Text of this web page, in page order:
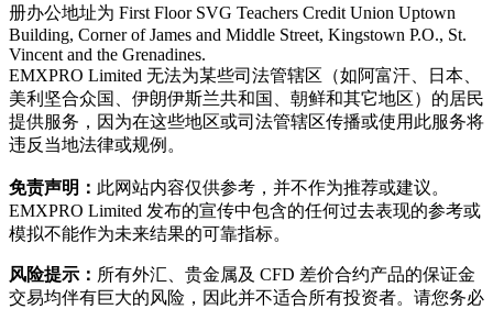
册办公地址为 First Floor SVG Teachers Credit Union Uptown
Building, Corner of James and Middle Street, Kingstown P.O., St.
Vincent and the Grenadines.
EMXPRO Limited 无法为某些司法管辖区（如阿富汗、日本、
美利坚合众国、伊朗伊斯兰共和国、朝鲜和其它地区）的居民
提供服务，因为在这些地区或司法管辖区传播或使用此服务将
违反当地法律或规例。
免责声明： 此网站内容仅供参考，并不作为推荐或建议。
EMXPRO Limited 发布的宣传中包含的任何过去表现的参考或
模拟不能作为未来结果的可靠指标。
风险提示： 所有外汇、贵金属及 CFD 差价合约产品的保证金
交易均伴有巨大的风险，因此并不适合所有投资者。请您务必